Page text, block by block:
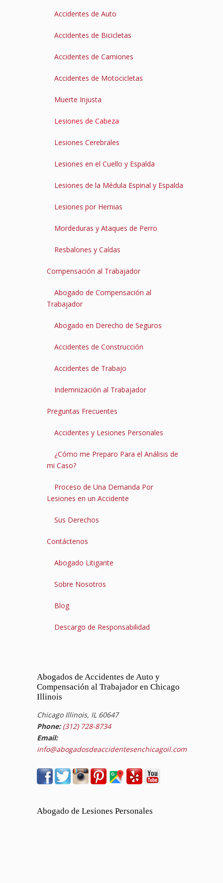
Accidentes de Auto
Accidentes de Bicicletas
Accidentes de Camiones
Accidentes de Motocicletas
Muerte Injusta
Lesiones de Cabeza
Lesiones Cerebrales
Lesiones en el Cuello y Espalda
Lesiones de la Médula Espinal y Espalda
Lesiones por Hernias
Mordeduras y Ataques de Perro
Resbalones y Caídas
Compensación al Trabajador
Abogado de Compensación al
Trabajador
Abogado en Derecho de Seguros
Accidentes de Construcción
Accidentes de Trabajo
Indemnización al Trabajador
Preguntas Frecuentes
Accidentes y Lesiones Personales
¿Cómo me Preparo Para el Análisis de
mi Caso?
Proceso de Una Demanda Por
Lesiones en un Accidente
Sus Derechos
Contáctenos
Abogado Litigante
Sobre Nosotros
Blog
Descargo de Responsabilidad
Abogados de Accidentes de Auto y
Compensación al Trabajador en Chicago
Illinois
Chicago Illinois, IL 60647
Phone: (312) 728-8734
Email:
info@abogadosdeaccidentesenchicagoil.com
Abogado de Lesiones Personales